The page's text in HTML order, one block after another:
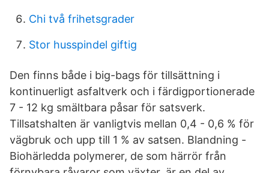
Chi två frihetsgrader
Stor husspindel giftig
Den finns både i big-bags för tillsättning i
kontinuerligt asfaltverk och i färdigportionerade
7 - 12 kg smältbara påsar för satsverk.
Tillsatshalten är vanligtvis mellan 0,4 - 0,6 % för
vägbruk och upp till 1 % av satsen. Blandning -
Biohärledda polymerer, de som härrör från